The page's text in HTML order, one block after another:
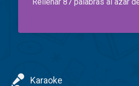
Karaoke